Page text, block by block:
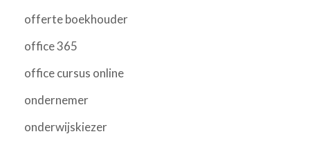
offerte boekhouder
office 365
office cursus online
ondernemer
onderwijskiezer